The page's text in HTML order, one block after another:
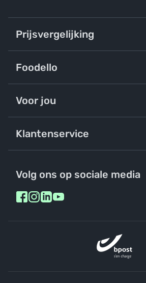
Prijsvergelijking
Foodello
Voor jou
Klantenservice
Volg ons op sociale media